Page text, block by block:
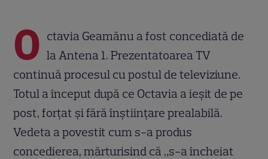
O ctavia Geamănu a fost concediată de
la Antena 1. Prezentatoarea TV
continuă procesul cu postul de televiziune.
Totul a început după ce Octavia a ieșit de pe
post, forțat și fără înștiințare prealabilă.
Vedeta a povestit cum s-a produs
concedierea, mărturisind că „s-a încheiat